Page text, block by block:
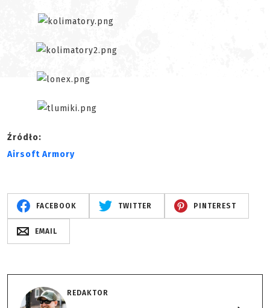
Źródło:
Airsoft Armory
FACEBOOK TWITTER PINTEREST
EMAIL
REDAKTOR